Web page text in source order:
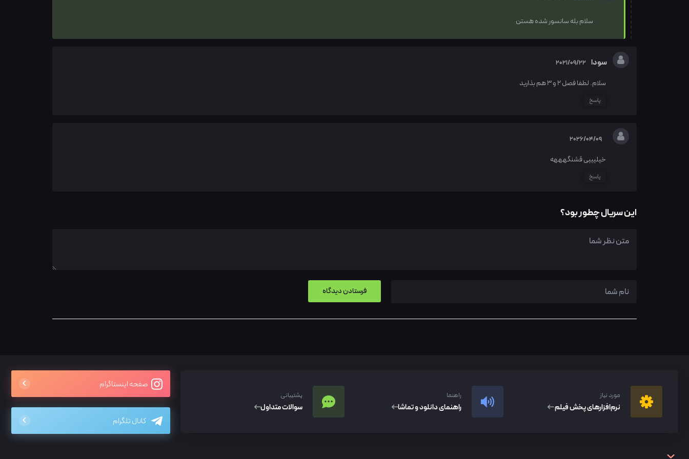
سلام بله سانسور شده هستن
سودا 2021/09/22
سلام. لطفا فصل 2 و 3 هم بذارید
پاسخ
2026/04/09
خیلیییی قشنگهههه
پاسخ
این سریال چطور بود؟
مورد نیاز
نرم‌افزار‌های پخش فیلم
راهنما
راهنمای دانلود و تماشا
پشتیبانی
سوالات متداول
صفحه اینستاگرام
کانال تلگرام